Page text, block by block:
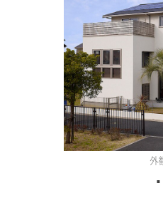
建築事例・建築実例
デザイナーズギャラリー
インテリア
住まいづくりガイド
店舗・各種施設
土地活用モデルルーム見学
土地活用実例
法人のお客さま
ミサワリフォームとは
リフォームの流れ
リフォームメニュー
リフォーム事例
複合開発・投資開発
複合開発事業（ASMACI-ア
再開発・官民連携事業
分譲マンション開発事業
収益不動産・投資開発事業
オーナーサポート
サポートメニュー
住まいるりんぐ（ロングサポ
業・IR情報
展示場・イベント情報
カタログ請求
外